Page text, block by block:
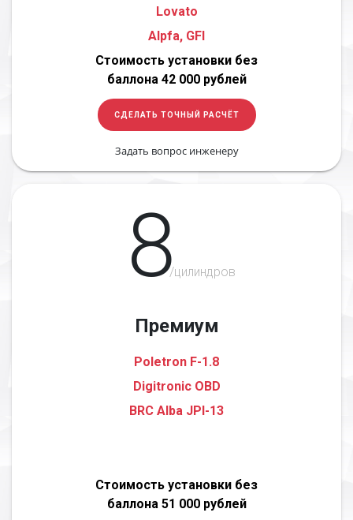
Lovato
Alpfa, GFI
Стоимость установки без
баллона 42 000 рублей
СДЕЛАТЬ ТОЧНЫЙ РАСЧЁТ
Задать вопрос инженеру
8/цилиндров
Премиум
Poletron F-1.8
Digitronic OBD
BRC Alba JPI-13
Стоимость установки без
баллона 51 000 рублей